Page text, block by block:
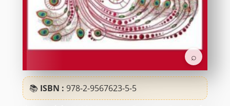
⌕
📚 ISBN : 978-2-9567623-5-5